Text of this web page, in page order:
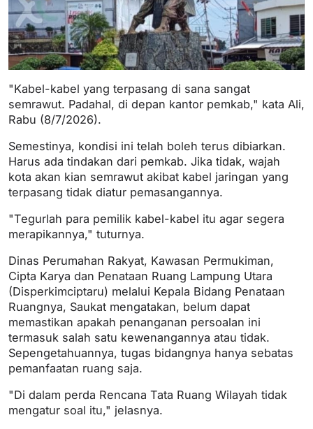
"Kabel-kabel yang terpasang di sana sangat
semrawut. Padahal, di depan kantor pemkab," kata Ali,
Rabu (8/7/2026).
Semestinya, kondisi ini telah boleh terus dibiarkan.
Harus ada tindakan dari pemkab. Jika tidak, wajah
kota akan kian semrawut akibat kabel jaringan yang
terpasang tidak diatur pemasangannya.
"Tegurlah para pemilik kabel-kabel itu agar segera
merapikannya," tuturnya.
Dinas Perumahan Rakyat, Kawasan Permukiman,
Cipta Karya dan Penataan Ruang Lampung Utara
(Disperkimciptaru) melalui Kepala Bidang Penataan
Ruangnya, Saukat mengatakan, belum dapat
memastikan apakah penanganan persoalan ini
termasuk salah satu kewenangannya atau tidak.
Sepengetahuannya, tugas bidangnya hanya sebatas
pemanfaatan ruang saja.
"Di dalam perda Rencana Tata Ruang Wilayah tidak
mengatur soal itu," jelasnya.